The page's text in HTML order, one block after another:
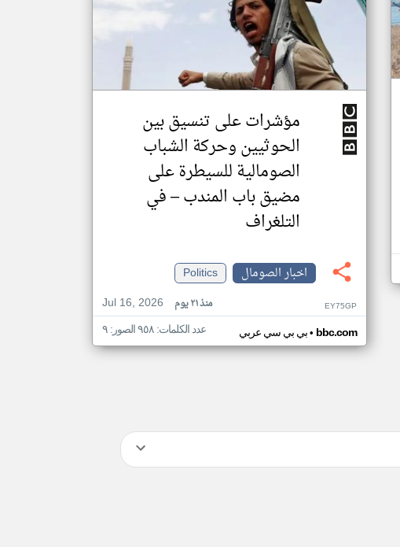
مؤشرات على تنسيق بين
الحوثيين وحركة الشباب
الصومالية للسيطرة على
مضيق باب المندب – في
التلغراف
اخبار الصومال
Politics
Jul 16, 2026
منذ ٢١ يوم EY75GP
بي بي سي عربي• bbc.com عدد الكلمات: ٩٥٨ الصور: ٩